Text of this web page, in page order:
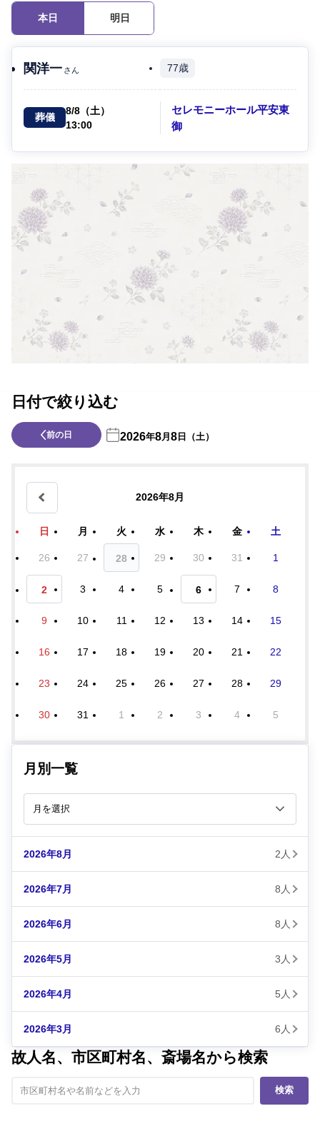
本日 明日
関洋一 さん 77歳
葬儀
8/8（土）
13:00
セレモニーホール平安東
御
日付で絞り込む
前の日 2026年8月8日（土）
2026年8月
日 月 火 水 木 金 土
26 27 28 29 30 31 1
2 3 4 5 6 7 8
9 10 11 12 13 14 15
16 17 18 19 20 21 22
23 24 25 26 27 28 29
30 31 1 2 3 4 5
月別一覧
2026年8月 2人
2026年7月 8人
2026年6月 8人
2026年5月 3人
2026年4月 5人
2026年3月 6人
故人名、市区町村名、斎場名から検索
検索